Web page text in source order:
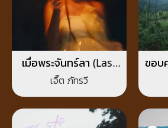
เมื่อพระจันทร์ลา (Last
Song)
เอิ๊ต ภัทรวี
ขอบ